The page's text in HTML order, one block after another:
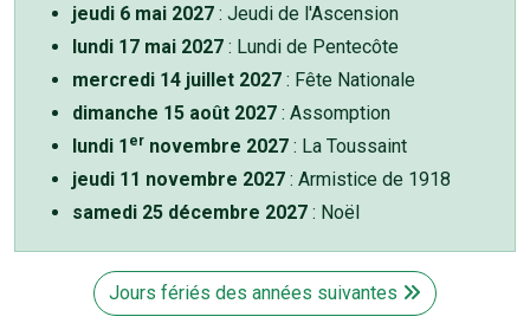
jeudi 6 mai 2027 : Jeudi de l'Ascension
lundi 17 mai 2027 : Lundi de Pentecôte
mercredi 14 juillet 2027 : Fête Nationale
dimanche 15 août 2027 : Assomption
lundi 1 er novembre 2027 : La Toussaint
jeudi 11 novembre 2027 : Armistice de 1918
samedi 25 décembre 2027 : Noël
Jours fériés des années suivantes